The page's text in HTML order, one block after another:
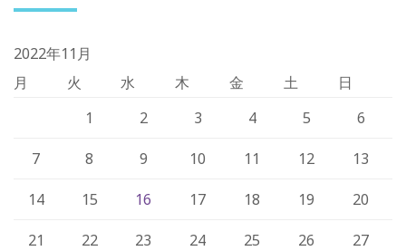
2022年11月
月
火 水 木 金 土 日
1 2 3 4 5 6
7 8 9 10 11 12 13
14 15 16 17 18 19 20
21 22 23 24 25 26 27